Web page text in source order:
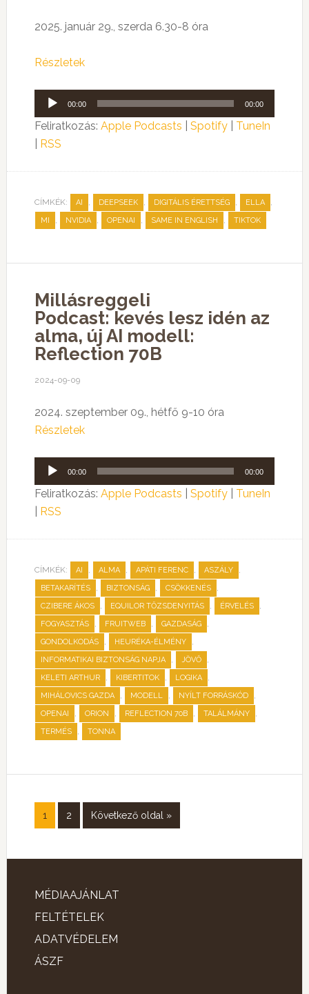
2025. január 29., szerda 6.30-8 óra
Részletek
Audió
lejátszó
00:00 00:00
Feliratkozás: Apple Podcasts Spotify| TuneIn
RSS
CÍMKÉK: AI , DEEPSEEK , DIGITÁLIS ÉRETTSÉG , ELLA ,
MI , NVIDIA , OPENAI , SAME IN ENGLISH , TIKTOK
Millásreggeli
Podcast: kevés lesz idén az
alma, új AI modell:
Reflection 70B
2024-09-09
2024. szeptember 09., hétfő 9-10 óra
Részletek
Audió
lejátszó
00:00 00:00
Feliratkozás: Apple Podcasts Spotify| TuneIn
RSS
CÍMKÉK: AI , ALMA , APÁTI FERENC , ASZÁLY ,
BETAKARÍTÉS , BIZTONSÁG , CSÖKKENÉS ,
CZIBERE ÁKOS , EQUILOR TŐZSDENYITÁS , ÉRVELÉS ,
FOGYASZTÁS , FRUITWEB , GAZDASÁG ,
GONDOLKODÁS , HEURÉKA-ÉLMÉNY ,
INFORMATIKAI BIZTONSÁG NAPJA , JÖVŐ ,
KELETI ARTHUR , KIBERTITOK , LOGIKA ,
MIHÁLOVICS GAZDA , MODELL , NYÍLT FORRÁSKÓD ,
OPENAI , ORION , REFLECTION 70B , TALÁLMÁNY ,
TERMÉS , TONNA
1 2 Következő oldal »
MÉDIAAJÁNLAT
FELTÉTELEK
ADATVÉDELEM
ÁSZF